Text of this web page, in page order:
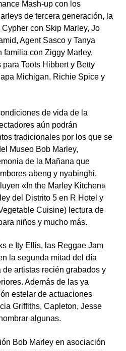
Mash-up con los
de tercera generación, la
con Skip Marley, Jo
Agent Sasco y Tanya
familia con Ziggy Marley,
Toots Hibbert y Betty
Michigan, Richie Spice y
de vida de la
aún podrán
tradicionales por los que se
Museo Bob Marley,
de la Mañana que
abeng y nyabinghi.
«In the Marley Kitchen»
del Distrito 5 en R Hotel y
Cuisine) lectura de
niños y mucho más.
e Ity Ellis, las Reggae Jam
la segunda mitad del día
artistas recién grabados y
Además de las ya
estelar de actuaciones
Griffiths, Capleton, Jesse
algunas.
Bob Marleyen asociación